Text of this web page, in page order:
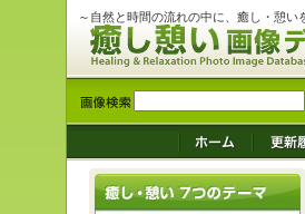
～自然と時間の流れの中に、癒し・憩い